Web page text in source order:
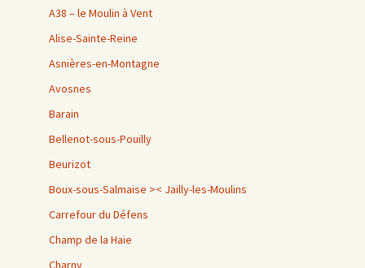
A38 – le Moulin à Vent
Alise-Sainte-Reine
Asnières-en-Montagne
Avosnes
Barain
Bellenot-sous-Pouilly
Beurizot
Boux-sous-Salmaise >< Jailly-les-Moulins
Carrefour du Défens
Champ de la Haie
Charny